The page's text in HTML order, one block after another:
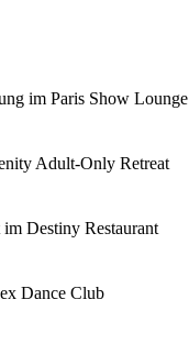
im Paris Show Lounge
Adult-Only Retreat
Destiny Restaurant
Dance Club